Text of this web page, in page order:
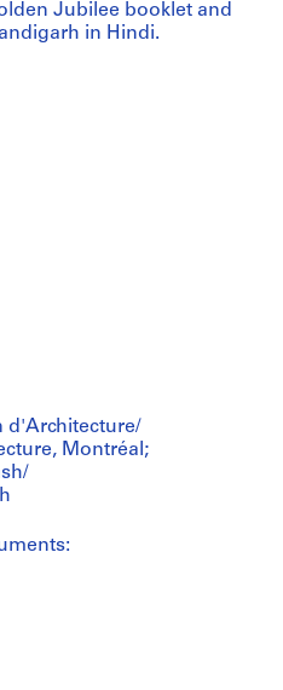
Jubilee booklet and
in Hindi.
d'Architecture/
Montréal;